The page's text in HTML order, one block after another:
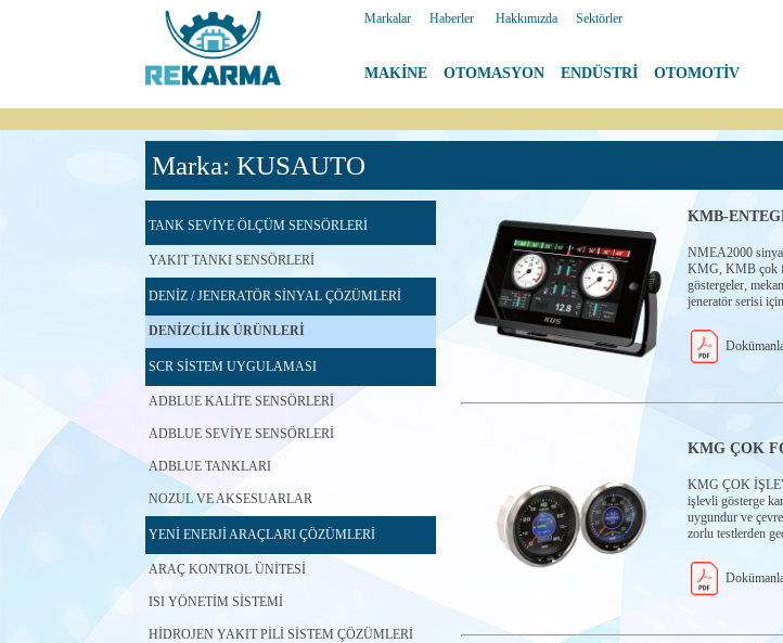
Markalar Haberler Hakkımızda Sektörler
MAKİNE OTOMASYON ENDÜSTRİ OTOMOTİV
Marka: KUSAUTO
TANK SEVİYE ÖLÇÜM SENSÖRLERİ
YAKIT TANKI SENSÖRLERİ
DENİZ / JENERATÖR SİNYAL ÇÖZÜMLERİ
DENİZCİLİK ÜRÜNLERİ
SCR SİSTEM UYGULAMASI
ADBLUE KALİTE SENSÖRLERİ
ADBLUE SEVİYE SENSÖRLERİ
ADBLUE TANKLARI
NOZUL VE AKSESUARLAR
YENİ ENERJİ ARAÇLARI ÇÖZÜMLERİ
ARAÇ KONTROL ÜNİTESİ
ISI YÖNETİM SİSTEMİ
HİDROJEN YAKIT PİLİ SİSTEM ÇÖZÜMLERİ
KMB-
NMEA2000
KMG, KMB çok
göstergeler,
jeneratör serisi
KMG ÇOK
KMG ÇOK
işlevli gösterge
uygundur ve
zorlu testlerden